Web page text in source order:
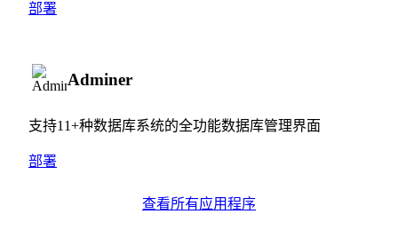
部署
Adminer
支持11+种数据库系统的全功能数据库管理界面
部署
查看所有应用程序